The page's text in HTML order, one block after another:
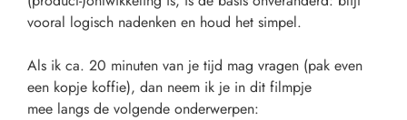
vooral logisch nadenken en houd het simpel.
Als ik ca. 20 minuten van je tijd mag vragen (pak even
een kopje koffie), dan neem ik je in dit filmpje
mee langs de volgende onderwerpen: